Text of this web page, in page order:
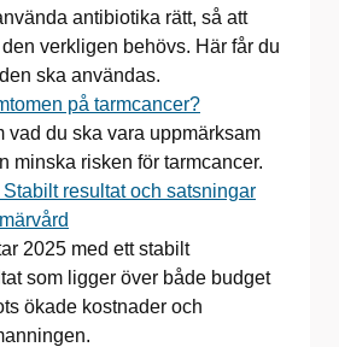
antibiotika rätt, så att
verkligen behövs. Här får du
ska användas.
på tarmcancer?
vad du ska vara uppmärksam
minska risken för tarmcancer.
resultat och satsningar
2025 med ett stabilt
som ligger över både budget
ökade kostnader och